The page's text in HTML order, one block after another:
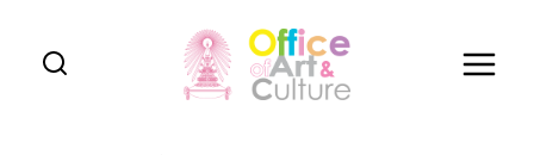
content